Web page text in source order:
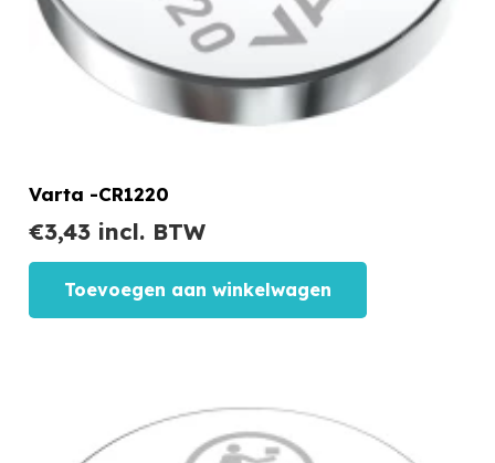
Varta -CR1220
€3,43incl. BTW
Toevoegen aan winkelwagen